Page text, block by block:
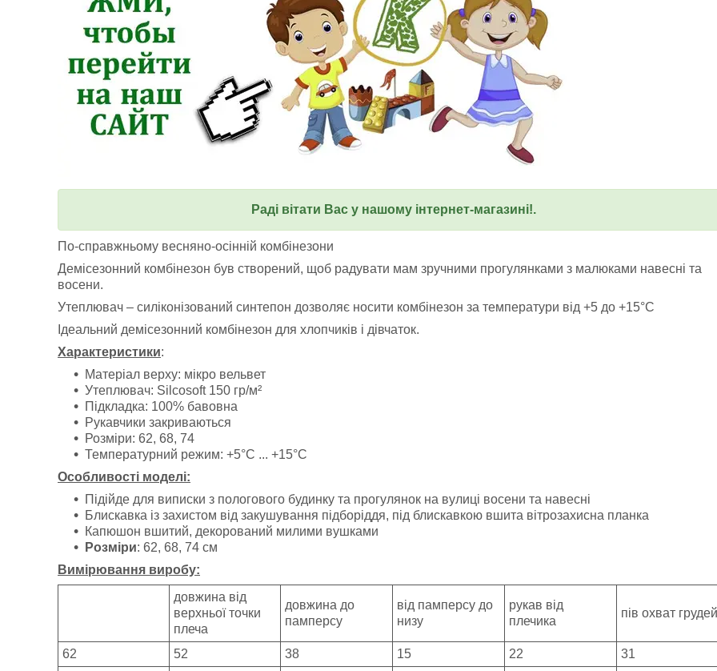
Раді вітати Вас у нашому інтернет-магазині!.
По-справжньому весняно-осінній комбінезони
Демісезонний комбінезон був створений, щоб радувати мам зручними прогулянками з малюками навесні та
восени.
Утеплювач – силіконізований синтепон дозволяє носити комбінезон за температури від +5 до +15°C
Ідеальний демісезонний комбінезон для хлопчиків і дівчаток.
Характеристики:
Матеріал верху: мікро вельвет
Утеплювач: Silcosoft 150 гр/м²
Підкладка: 100% бавовна
Рукавчики закриваються
Розміри: 62, 68, 74
Температурний режим: +5°C ... +15°C
Особливості моделі:
Підійде для виписки з пологового будинку та прогулянок на вулиці восени та навесні
Блискавка із захистом від закушування підборіддя, під блискавкою вшита вітрозахисна планка
Капюшон вшитий, декорований милими вушками
Розміри: 62, 68, 74 см
Вимірювання виробу:
довжина від
верхньої точки
плеча
довжина до
памперсу
від памперсу до
низу
рукав від
плечика
пів охват грудей
62 52 38 15 22
31